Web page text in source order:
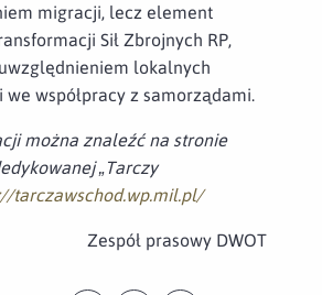
migracji, lecz element
Sił Zbrojnych RP,
lokalnych
współpracy z samorządami.
można znaleźć na stronie
„Tarczy
tarczawschod.wp.mil.pl/
Zespół prasowy DWOT